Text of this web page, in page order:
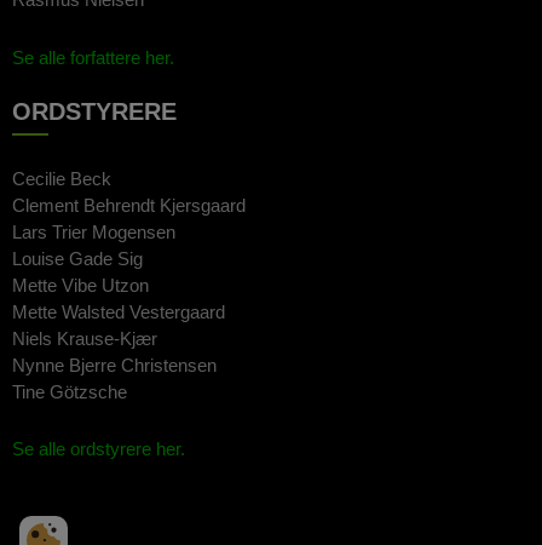
Se alle forfattere her.
ORDSTYRERE
Cecilie Beck
Clement Behrendt Kjersgaard
Lars Trier Mogensen
Louise Gade Sig
Mette Vibe Utzon
Mette Walsted Vestergaard
Niels Krause-Kjær
Nynne Bjerre Christensen
Tine Götzsche
Se alle ordstyrere her.